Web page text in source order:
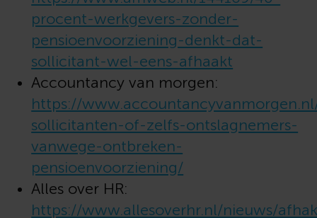
procent-werkgevers-zonder-
pensioenvoorziening-denkt-dat-
sollicitant-wel-eens-afhaakt
Accountancy van morgen:
https://
sollicitanten-of-zelfs-ontslagnemers-
vanwege-ontbreken-
pensioenvoorziening/
Alles over HR:
https://www.allesoverhr.nl/nieuws/